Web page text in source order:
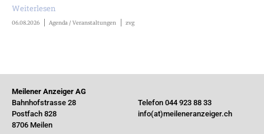
Weiterlesen
06.08.2026 Agenda / Veranstaltungen zvg
Meilener Anzeiger AG
Bahnhofstrasse 28
Postfach 828
8706 Meilen
Telefon 044 923 88 33
info(at)meileneranzeiger.ch